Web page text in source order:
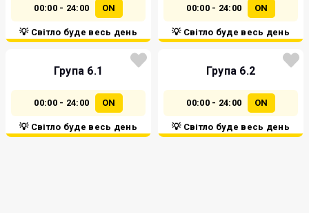
00:00 - 24:00 ON
💡 Світло буде весь день
00:00 - 24:00 ON
💡 Світло буде весь день
Група 6.1
00:00 - 24:00 ON
💡 Світло буде весь день
Група 6.2
00:00 - 24:00 ON
💡 Світло буде весь день